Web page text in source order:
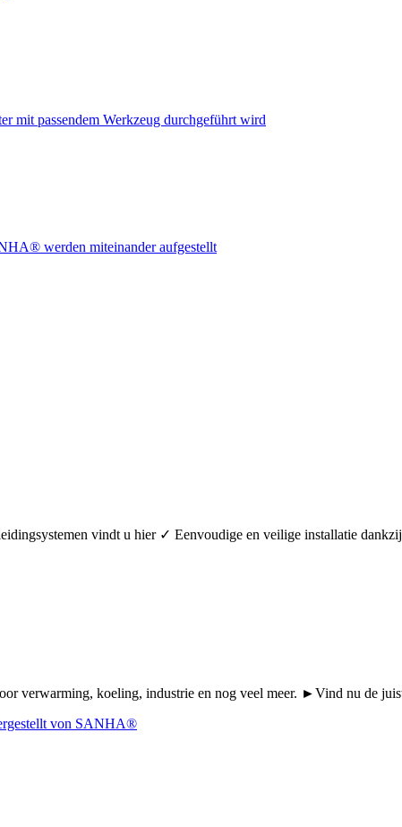
vindt u hier ✓ Eenvoudige en veilige installatie
verwarming, koeling, industrie en nog veel meer. ►Vind nu de